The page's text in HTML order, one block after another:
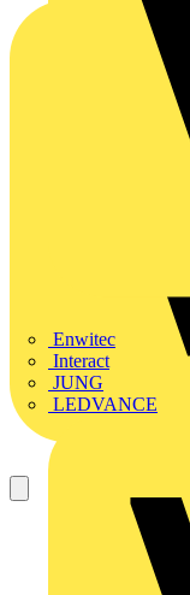
Enwitec
Interact
JUNG
LEDVANCE